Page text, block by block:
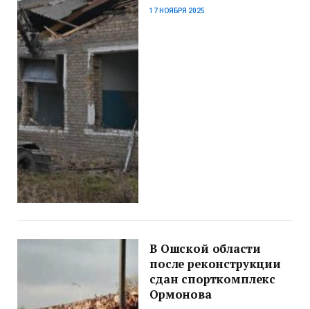
17 НОЯБРЯ 2025
В Ошской области
после реконструкции
сдан спорткомплекс
Ормонова